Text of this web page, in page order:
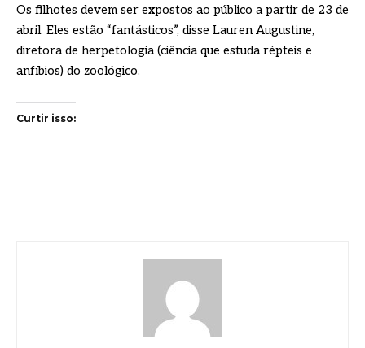
Os filhotes devem ser expostos ao público a partir de 23 de
abril. Eles estão “fantásticos”, disse Lauren Augustine,
diretora de herpetologia (ciência que estuda répteis e
anfíbios) do zoológico.
Curtir isso: